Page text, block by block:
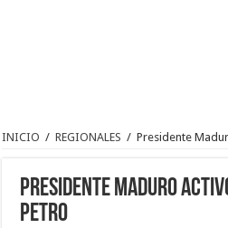
INICIO / REGIONALES / Presidente
Presidente Maduro
Petro